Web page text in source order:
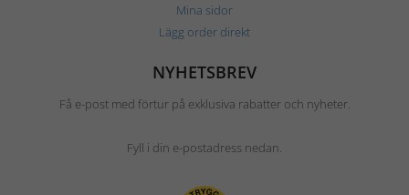
Mina sidor
Lägg order direkt
NYHETSBREV
Få e-post med förtur på exklusiva rabatter och nyheter.
Fyll i din e-postadress nedan.